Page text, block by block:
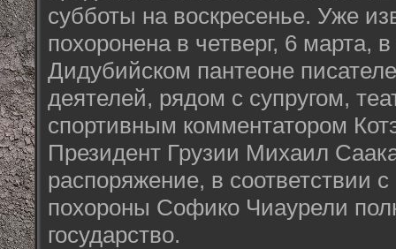
субботы на воскресенье. Уже
похоронена в четверг, 6 марта,
Дидубийском пантеоне
деятелей, рядом с супругом,
спортивным комментатором
Президент Грузии Михаил
распоряжение, в соответствии
похороны Софико Чиаурели
государство.